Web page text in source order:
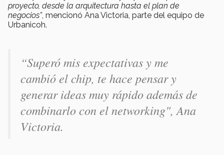
proyecto, desde la arquitectura hasta el plan de
negocios”, mencionó Ana Victoria, parte del equipo de
Urbanicoh.
“Superó mis expectativas y me
cambió el chip, te hace pensar y
generar ideas muy rápido además de
combinarlo con el networking", Ana
Victoria.